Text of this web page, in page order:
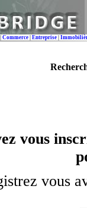
Commerce Entreprise
vous
vous